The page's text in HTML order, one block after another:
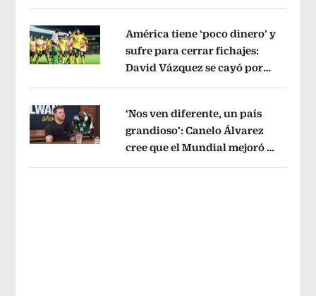
Opens in new window
América tiene ‘poco dinero’ y
sufre para cerrar fichajes:
David Vázquez se cayó por
Opens in new window
‘Nos ven diferente, un país
grandioso’: Canelo Álvarez
cree que el Mundial mejoró la